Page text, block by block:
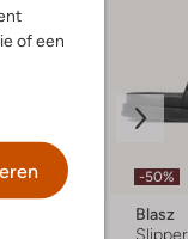
of een
-50%
Blasz